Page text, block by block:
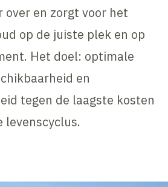
over en zorgt voor het
op de juiste plek en op
Het doel: optimale
en
tegen de laagste kosten
levenscyclus.